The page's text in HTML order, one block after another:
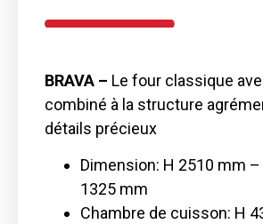
BRAVA – Le four classique
combiné à la structure
détails précieux
Dimension: H 2510 mm
1325 mm
Chambre de cuisson: H